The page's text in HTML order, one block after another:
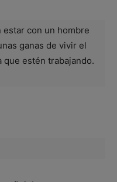
con un hombre
ganas de vivir el
estén trabajando.